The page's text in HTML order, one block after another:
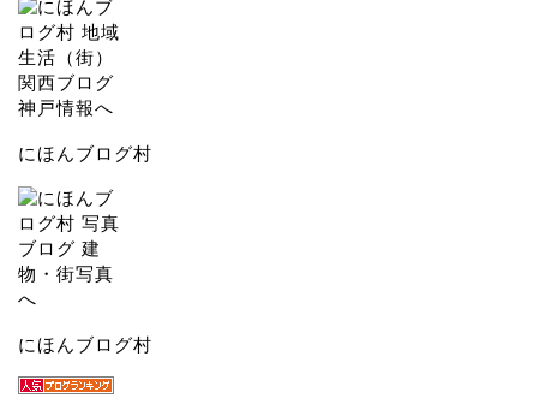
にほんブログ村
にほんブログ村